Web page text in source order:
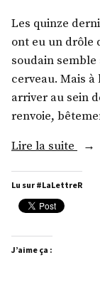
Les quinze
ont eu un drôle
soudain
cerveau. Mais
arriver au sein
renvoie,
Lire la suite
« Se
Lu sur #LaLettreR
J’aime ça :